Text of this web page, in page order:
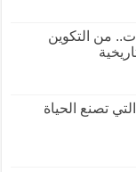
من التكوين
تصنع الحياة